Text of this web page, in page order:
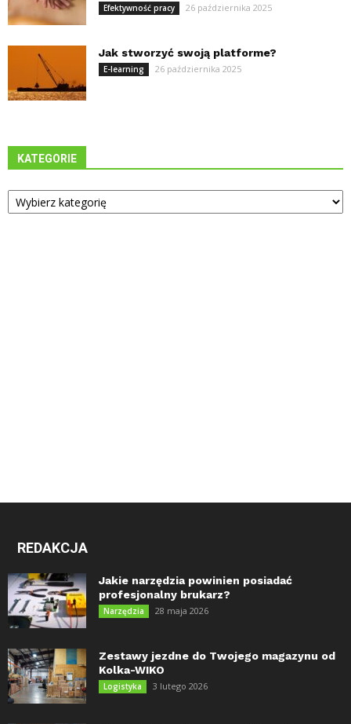
Efektywność pracy 26 października 2025
Jak stworzyć swoją platforme?
E-learning 26 października 2025
KATEGORIE
Kategorie
REDAKCJA
Jakie narzędzia powinien posiadać
profesjonalny brukarz?
Narzędzia 28 maja 2026
Zestawy jezdne do Twojego magazynu od
Kolka-WIKO
Logistyka 3 lutego 2026